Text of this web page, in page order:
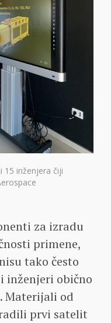
15 inženjera čiji
za izradu
primene,
tako često
inženjeri obično
Materijali od
prvi satelit